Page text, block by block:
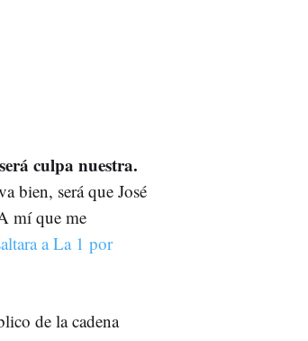
culpa nuestra.
bien, será que José
mí que me
a La 1 por
de la cadena